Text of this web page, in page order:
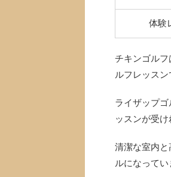
体験
チキンゴル
ルフレッスン
ライザップ
ッスンが受け
清潔な室内
ルになってい